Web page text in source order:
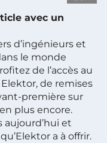
avec un
d’ingénieurs et
le monde
de l’accès au
de remises
première sur
plus encore.
et
a à offrir.